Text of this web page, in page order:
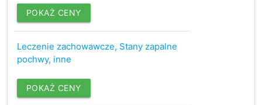
POKAŻ CENY
Leczenie zachowawcze, Stany zapalne
pochwy, inne
POKAŻ CENY